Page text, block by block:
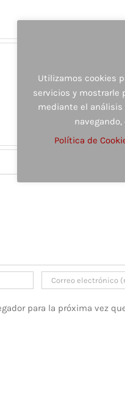
para la próxima vez
Utilizamos cookies
servicios y mostrarle
mediante el
Política de